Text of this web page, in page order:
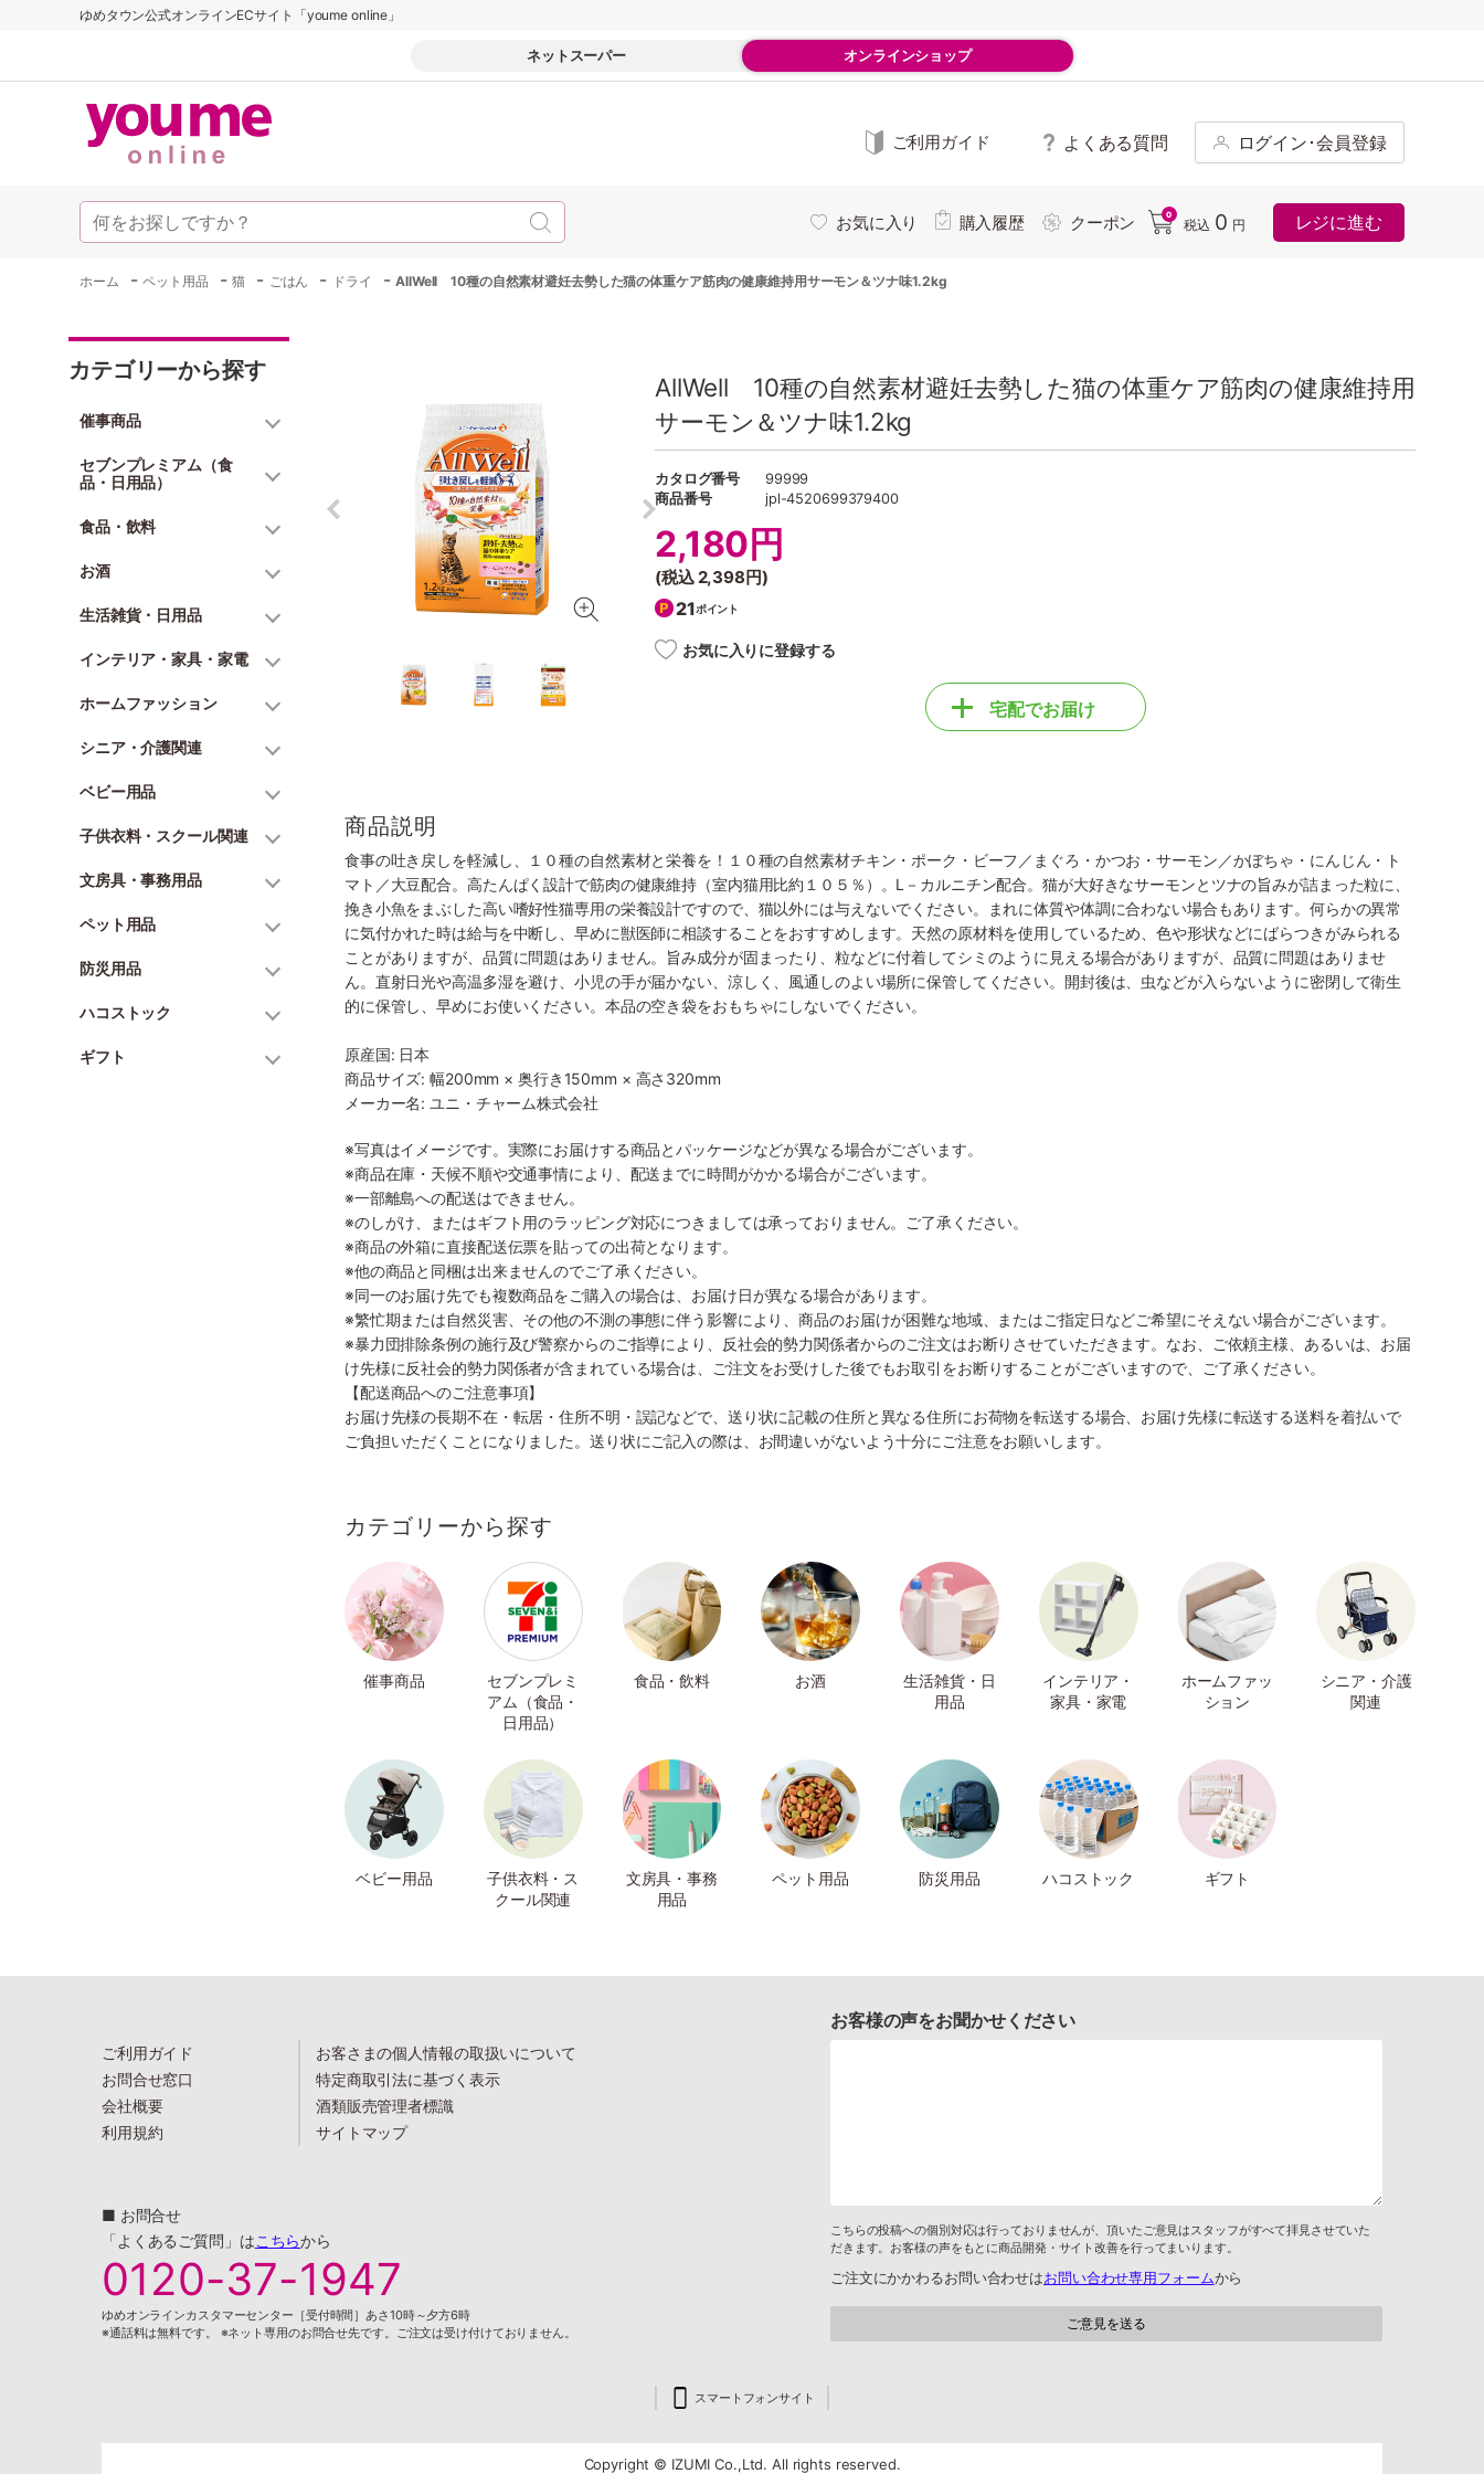
ゆめタウン公式オンラインECサイト「youme online」
ネットスーパー オンラインショップ
ご利用ガイド よくある質問 ログイン･会員登録
お気に入り 購入履歴 クーポン 0
税込 0 円 レジに進む
ホーム -ペット用品 -猫 - ごはん - ドライ -AllWell 10種の自然素材避妊去勢した猫の体重ケア筋肉の健康維持用サーモン＆ツナ味1.2kg
カテゴリーから探す
催事商品
セブンプレミアム（食
品・日用品）
食品・飲料
お酒
生活雑貨・日用品
インテリア・家具・家電
ホームファッション
シニア・介護関連
ベビー用品
子供衣料・スクール関連
文房具・事務用品
ペット用品
防災用品
ハコストック
ギフト
AllWell 10種の自然素材避妊去勢した猫の体重ケア筋肉の健康維持用
サーモン＆ツナ味1.2kg
カタログ番号
99999
商品番号
jpl-4520699379400
2,180円
(税込2,398円)
21ポイント
お気に入りに登録する
宅配でお届け
商品説明
食事の吐き戻しを軽減し、１０種の自然素材と栄養を！１０種の自然素材チキン・ポーク・ビーフ／まぐろ・かつお・サーモン／かぼちゃ・にんじん・ト
マト／大豆配合。高たんぱく設計で筋肉の健康維持（室内猫用比約１０５％）。L－カルニチン配合。猫が大好きなサーモンとツナの旨みが詰まった粒に、
挽き小魚をまぶした高い嗜好性猫専用の栄養設計ですので、猫以外には与えないでください。まれに体質や体調に合わない場合もあります。何らかの異常
に気付かれた時は給与を中断し、早めに獣医師に相談することをおすすめします。天然の原材料を使用しているため、色や形状などにばらつきがみられる
ことがありますが、品質に問題はありません。旨み成分が固まったり、粒などに付着してシミのように見える場合がありますが、品質に問題はありませ
ん。直射日光や高温多湿を避け、小児の手が届かない、涼しく、風通しのよい場所に保管してください。開封後は、虫などが入らないように密閉して衛生
的に保管し、早めにお使いください。本品の空き袋をおもちゃにしないでください。
原産国: 日本
商品サイズ: 幅200mm × 奥行き150mm × 高さ320mm
メーカー名: ユニ・チャーム株式会社
※写真はイメージです。実際にお届けする商品とパッケージなどが異なる場合がございます。
※商品在庫・天候不順や交通事情により、配送までに時間がかかる場合がございます。
※一部離島への配送はできません。
※のしがけ、またはギフト用のラッピング対応につきましては承っておりません。ご了承ください。
※商品の外箱に直接配送伝票を貼っての出荷となります。
※他の商品と同梱は出来ませんのでご了承ください。
※同一のお届け先でも複数商品をご購入の場合は、お届け日が異なる場合があります。
※繁忙期または自然災害、その他の不測の事態に伴う影響により、商品のお届けが困難な地域、またはご指定日などご希望にそえない場合がございます。
※暴力団排除条例の施行及び警察からのご指導により、反社会的勢力関係者からのご注文はお断りさせていただきます。なお、ご依頼主様、あるいは、お届
け先様に反社会的勢力関係者が含まれている場合は、ご注文をお受けした後でもお取引をお断りすることがございますので、ご了承ください。
【配送商品へのご注意事項】
お届け先様の長期不在・転居・住所不明・誤記などで、送り状に記載の住所と異なる住所にお荷物を転送する場合、お届け先様に転送する送料を着払いで
ご負担いただくことになりました。送り状にご記入の際は、お間違いがないよう十分にご注意をお願いします。
カテゴリーから探す
催事商品
セブンプレミ
アム（食品・
日用品）
食品・飲料 お酒
生活雑貨・日
用品
インテリア・
家具・家電
ホームファッ
ション
シニア・介護
関連
ベビー用品
子供衣料・ス
クール関連
文房具・事務
用品
ペット用品 防災用品 ハコストック ギフト
ご利用ガイド
お問合せ窓口
会社概要
利用規約
お客さまの個人情報の取扱いについて
特定商取引法に基づく表示
酒類販売管理者標識
サイトマップ
■ お問合せ
「よくあるご質問」はこちらから
0120-37-1947
ゆめオンラインカスタマーセンター［受付時間］あさ10時～夕方6時
※通話料は無料です。 ※ネット専用のお問合せ先です。ご注文は受け付けておりません。
お客様の声をお聞かせください
こちらの投稿への個別対応は行っておりませんが、頂いたご意見はスタッフがすべて拝見させていた
だきます。お客様の声をもとに商品開発・サイト改善を行ってまいります。
ご注文にかかわるお問い合わせはお問い合わせ専用フォームから
スマートフォンサイト
Copyright © IZUMI Co.,Ltd. All rights reserved.